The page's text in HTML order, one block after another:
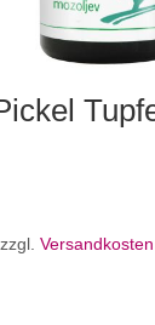
zzgl. Versandkosten